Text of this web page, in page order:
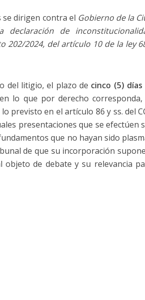
se dirigen contra el Gobierno de la
declaración de
202/2024, del artículo 10 de la ley
del litigio, el plazo de cinco (5) días
lo que por derecho corresponda,
previsto en el artículo 86 y ss. del
presentaciones que se efectúen
que no hayan sido
de que su incorporación
de debate y su relevancia